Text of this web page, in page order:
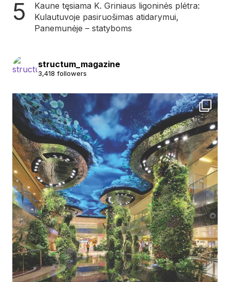
Kaune tęsiama K. Griniaus ligoninės plėtra:
Kulautuvoje pasiruošimas atidarymui,
Panemunėje – statyboms
structum_magazine
3,418 followers